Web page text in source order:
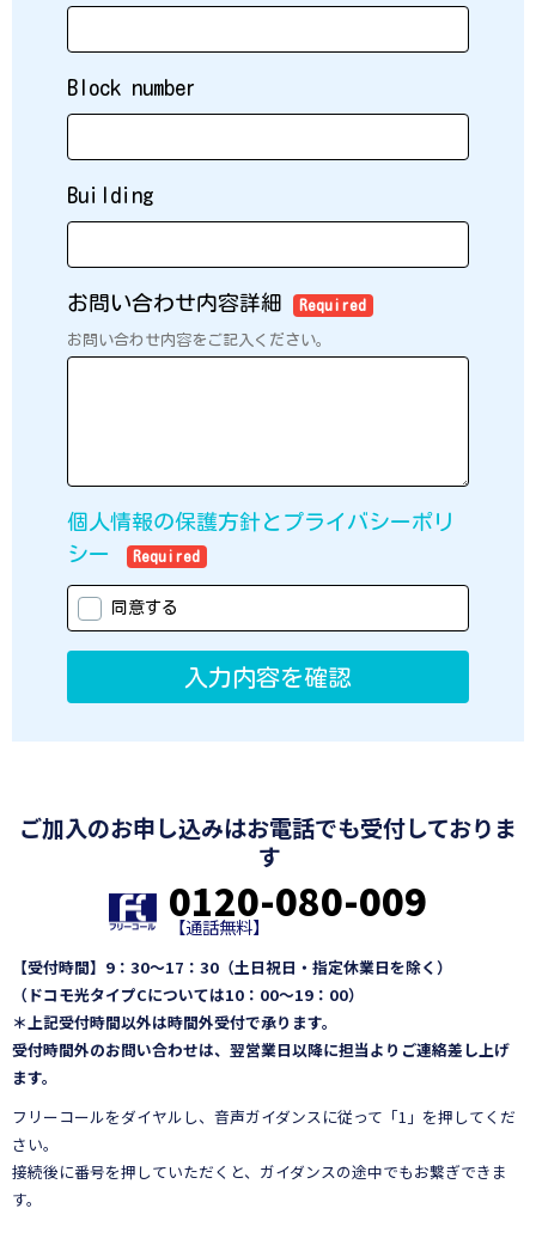
ご加入のお申し込みはお電話でも受付しておりま
す
0120-080-009
【通話無料】
【受付時間】9：30～17：30（土日祝日・指定休業日を除く）
（ドコモ光タイプCについては10：00～19：00）
＊上記受付時間以外は時間外受付で承ります。
受付時間外のお問い合わせは、翌営業日以降に担当よりご連絡差し上げ
ます。
フリーコールをダイヤルし、音声ガイダンスに従って「1」を押してくだ
さい。
接続後に番号を押していただくと、ガイダンスの途中でもお繋ぎできま
す。